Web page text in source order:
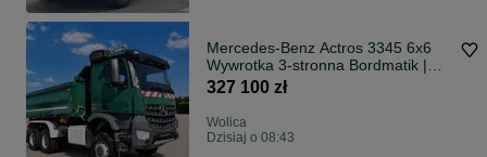
Mercedes-Benz Actros 3345 6x6
Wywrotka 3-stronna Bordmatik |
449 KM | Automat | Euro 6 | 2015
327 100 zł
Wolica
Dzisiaj o 08:43